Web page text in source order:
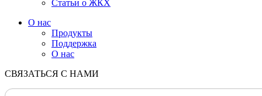
Статьи о ЖКХ
О нас
Продукты
Поддержка
О нас
СВЯЗАТЬСЯ С НАМИ